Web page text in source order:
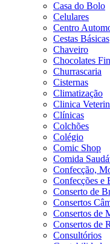
Casa do Bolo
Celulares
Centro
Cestas Básicas
Chaveiro
Chocolates
Churrascaria
Cisternas
Climatização
Clinica
Clínicas
Colchões
Colégio
Comic Shop
Comida
Confecção,
Confecções e
Conserto de
Consertos
Consertos de
Consertos de
Consultórios